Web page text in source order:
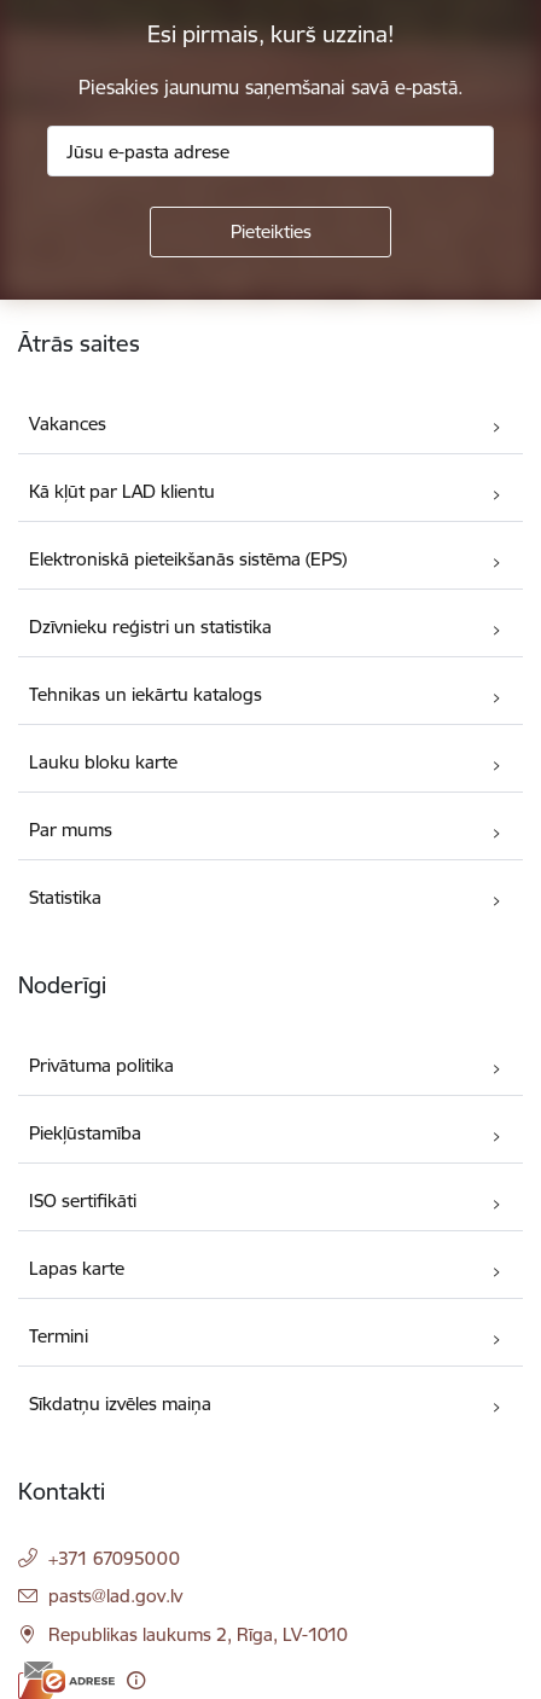
Esi pirmais, kurš uzzina!
Piesakies jaunumu saņemšanai savā e-pastā.
Kājene
Ātrās saites
Vakances
Kā kļūt par LAD klientu
Elektroniskā pieteikšanās sistēma (EPS)
Dzīvnieku reģistri un statistika
Tehnikas un iekārtu katalogs
Lauku bloku karte
Par mums
Statistika
Noderīgi
Privātuma politika
Piekļūstamība
ISO sertifikāti
Lapas karte
Termini
Sīkdatņu izvēles maiņa
Kontakti
+371 67095000
E-pasts:
pasts@lad.gov.lv
Republikas laukums 2, Rīga, LV-1010